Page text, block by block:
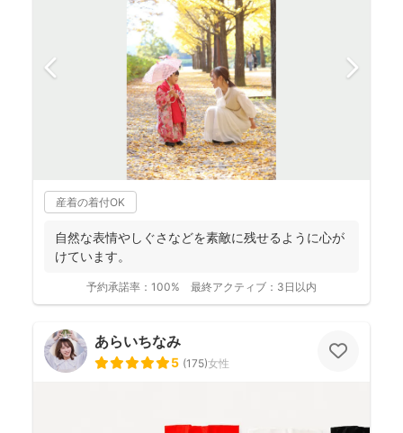
産着の着付OK
自然な表情やしぐさなどを素敵に残せるように心が
けています。
予約承諾率： 100% 最終アクティブ： 3日以内
あらいちなみ
5 (175)女性